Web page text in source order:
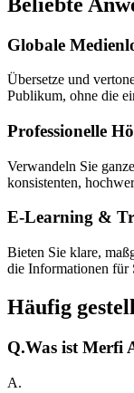
Globale
Übersetze und
Publikum, ohne die
Professionelle
Verwandeln Sie
konsistenten,
E-Learning &
Bieten Sie klare,
die Informationen für
Häufig
Q.Was ist Merfi
A.